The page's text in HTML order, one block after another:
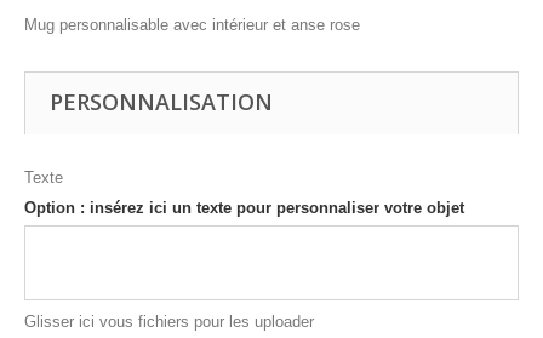
Mug personnalisable avec intérieur et anse rose
PERSONNALISATION
Texte
Option : insérez ici un texte pour personnaliser votre objet
Glisser ici vous fichiers pour les uploader